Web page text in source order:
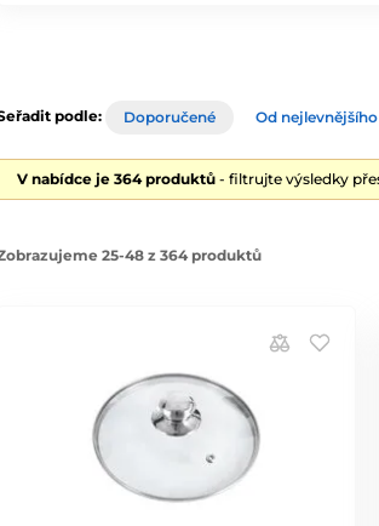
podle: Doporučené Od nejlevnějšího
V nabídce je 364 produktů - filtrujte výsledky
25-48 z 364 produktů